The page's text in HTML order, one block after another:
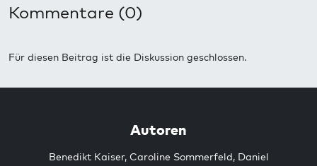
Kommentare (0)
Für diesen Beitrag ist die Diskussion geschlossen.
Autoren
Benedikt Kaiser, Caroline Sommerfeld, Daniel